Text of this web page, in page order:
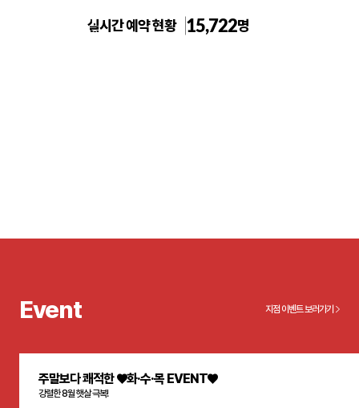
일산주엽 톡스앤필의원
실시간 예약 현황 15,722명
Event 지점 이벤트 보러가기
주말보다 쾌적한 ♥화·수·목 EVENT♥
강렬한 8월 햇살 극복!